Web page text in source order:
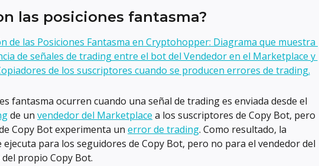
las posiciones fantasma?
fantasma ocurren cuando una señal de trading es enviada desde el
de un vendedor del Marketplace a los suscriptores de Copy Bot, pero
Copy Bot experimenta un error de trading. Como resultado, la
ejecuta para los seguidores de Copy Bot, pero no para el vendedor del
propio Copy Bot.